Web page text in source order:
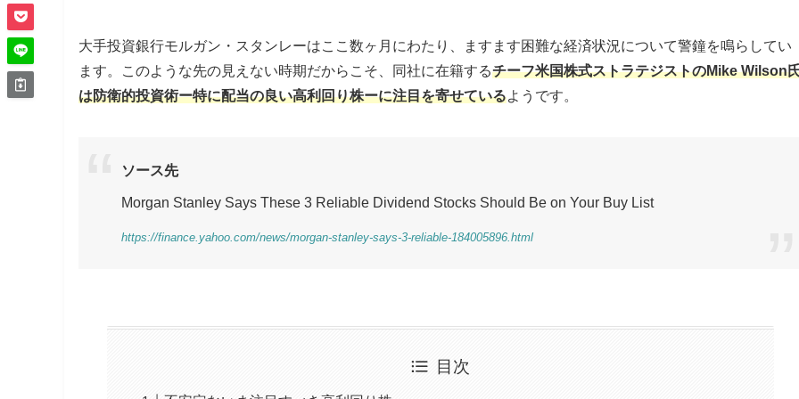
大手投資銀行モルガン・スタンレーはここ数ヶ月にわたり、ますます困難な経済状況について警鐘を鳴らしてい
ます。このような先の見えない時期だからこそ、同社に在籍するチーフ米国株式ストラテジストのMike Wilson
は防衛的投資術ー特に配当の良い高利回り株ーに注目を寄せているようです。
ソース先
Morgan Stanley Says These 3 Reliable Dividend Stocks Should Be on Your Buy List
https://finance.yahoo.com/news/morgan-stanley-says-3-reliable-184005896.html
目次